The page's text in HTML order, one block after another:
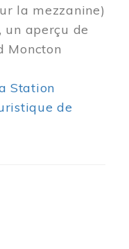
la mezzanine)
, un aperçu de
Moncton
Station
de